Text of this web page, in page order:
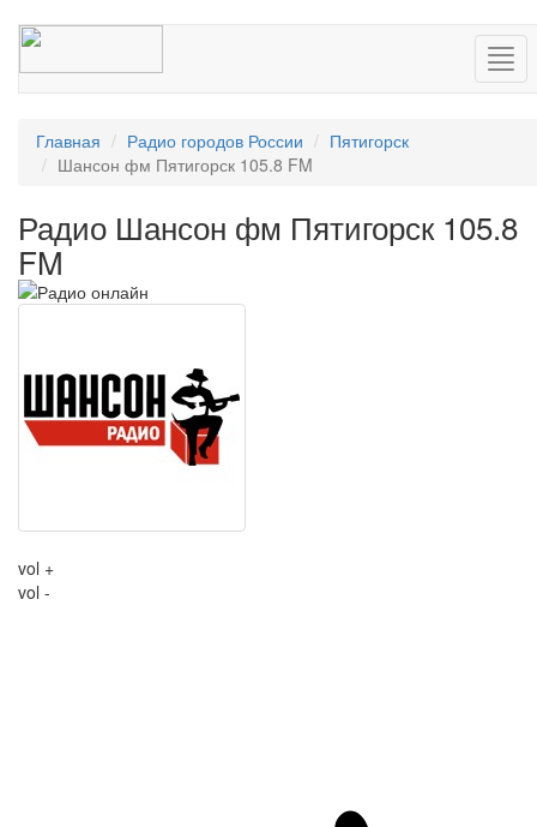
Главная Радио городов России
Пятигорск
Шансон фм Пятигорск 105.8 FM
Радио Шансон фм Пятигорск 105.8
FM
vol +
vol -